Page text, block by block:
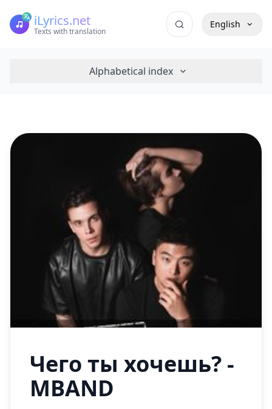
iLyrics.net
Texts with translation
English
Alphabetical index
Чего ты хочешь? -
MBAND